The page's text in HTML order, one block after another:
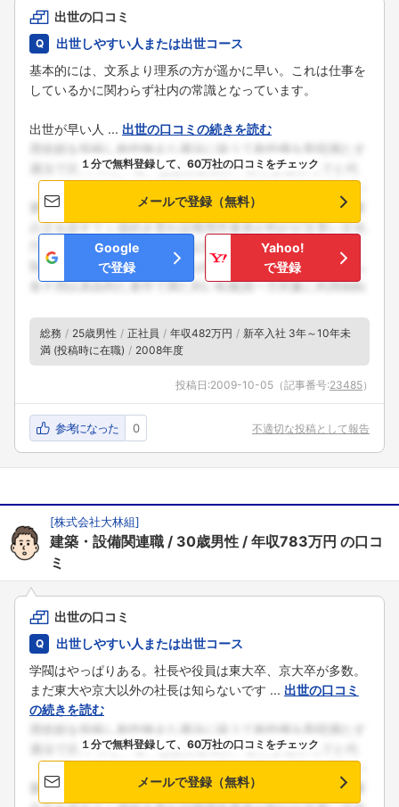
出世の口コミ
出世しやすい人または出世コース
基本的には、文系より理系の方が遥かに早い。これは仕事を
しているかに関わらず社内の常識となっています。
出世が早い人 ... 出世の口コミの続きを読む
１分で無料登録して、60万社の口コミをチェック
メールで登録（無料）
Google
で登録
Yahoo!
で登録
総務 25歳男性 正社員 年収482万円
新卒入社 3年～10年未
満 (投稿時に在職)
2008年度
投稿日:2009-10-05 （記事番号:23485）
参考になった 0 不適切な投稿として報告
[株式会社大林組]
建築・設備関連職 30歳男性 年収783万円 の口コ
ミ
出世の口コミ
出世しやすい人または出世コース
学閥はやっぱりある。社長や役員は東大卒、京大卒が多数。
まだ東大や京大以外の社長は知らないです ... 出世の口コミ
の続きを読む
１分で無料登録して、60万社の口コミをチェック
メールで登録（無料）